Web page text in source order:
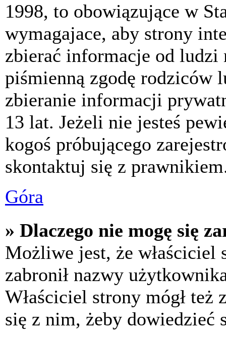
1998, to obowiązujące w
wymagajace, aby strony
zbierać informacje od
piśmienną zgodę rodziców
zbieranie informacji
13 lat. Jeżeli nie jesteś
kogoś próbującego
skontaktuj się z
Góra
» Dlaczego nie mogę się
Możliwe jest, że właściciel
zabronił nazwy
Właściciel strony mógł
się z nim, żeby dowiedzieć